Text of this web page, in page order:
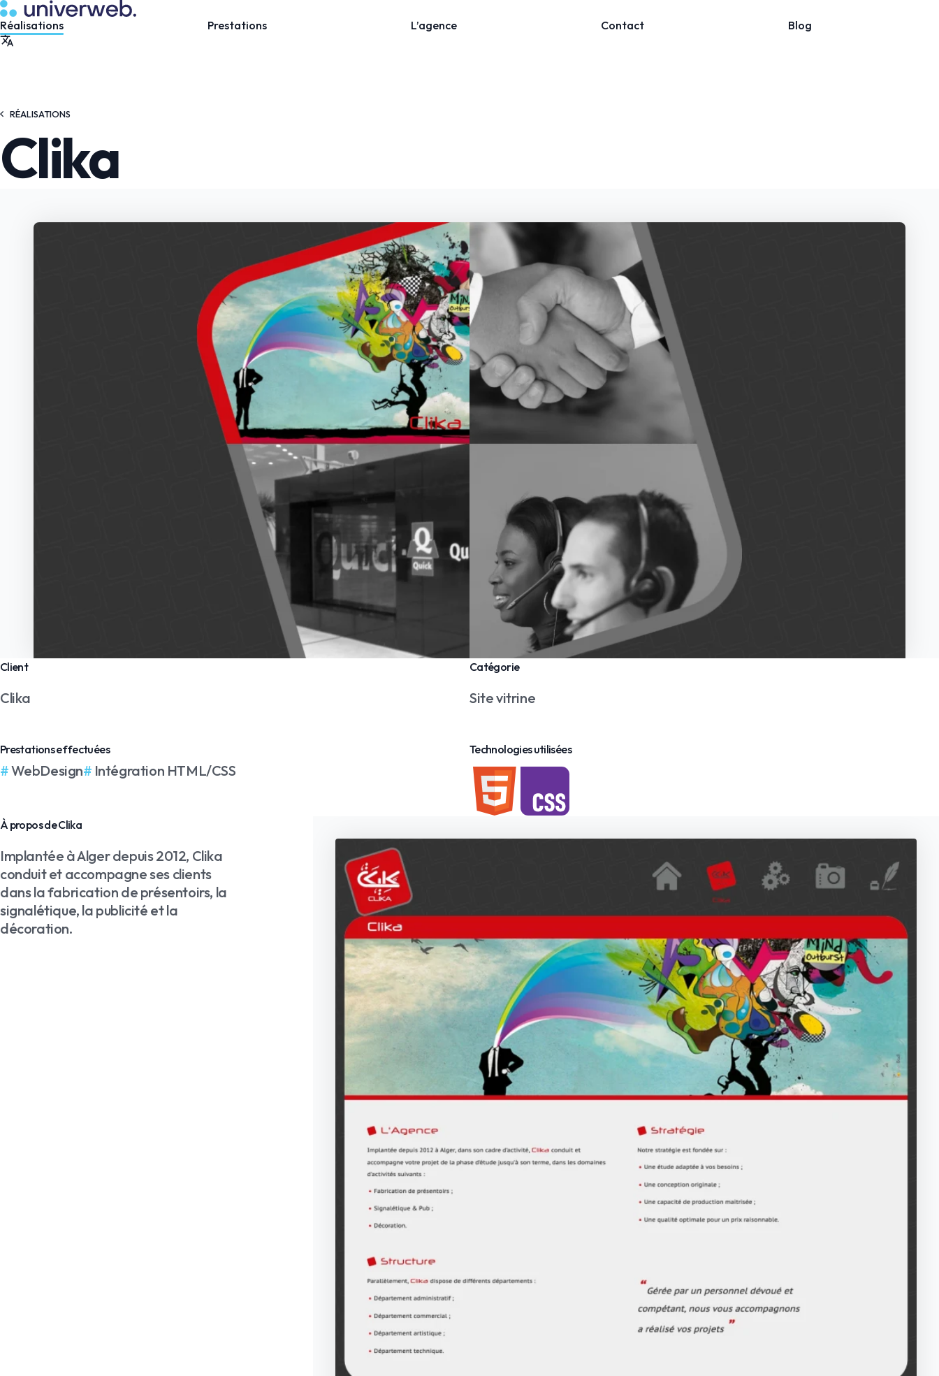
RÉALISATIONS
Clika
Client
Clika
Catégorie
Site vitrine
Prestations effectuées
WebDesign Intégration HTML/CSS
Technologies utilisées
À propos de Clika
Implantée à Alger depuis 2012, Clika
conduit et accompagne ses clients
dans la fabrication de présentoirs, la
signalétique, la publicité et la
décoration.